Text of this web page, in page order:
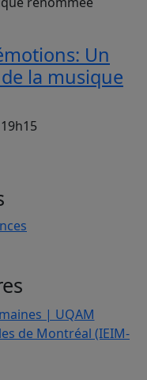
Un
la musique